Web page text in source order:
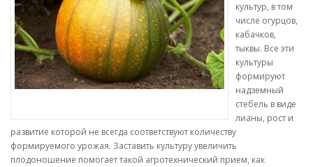
культур, в том
числе огурцов,
кабачков,
тыквы. Все эти
культуры
формируют
надземный
стебель в виде
лианы, рост и
развитие которой не всегда соответствуют количеству
формируемого урожая. Заставить культуру увеличить
плодоношение помогает такой агротехнический прием, как